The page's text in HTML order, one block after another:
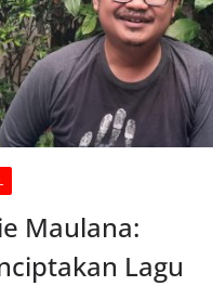
Maulana:
Lagu